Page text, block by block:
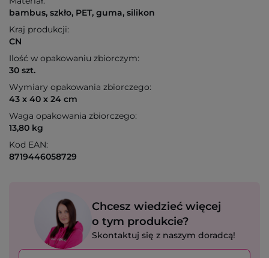
bambus, szkło, PET, guma, silikon
Kraj produkcji:
CN
Ilość w opakowaniu zbiorczym:
30 szt.
Wymiary opakowania zbiorczego:
43 x 40 x 24 cm
Waga opakowania zbiorczego:
13,80 kg
Kod EAN:
8719446058729
Chcesz wiedzieć więcej
o tym produkcie?
Skontaktuj się z naszym doradcą!